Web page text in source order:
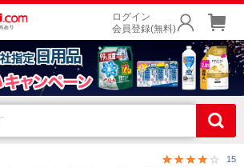
ログイン
会員登録(無料)
15